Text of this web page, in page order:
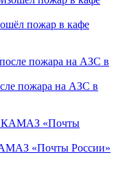
пожар в кафе
пожара на АЗС в
«Почты России»